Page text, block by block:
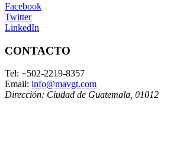
Facebook
Twitter
LinkedIn
CONTACTO
Tel: +502-2219-8357
Email: info@mavgt.com
Dirección: Ciudad de Guatemala 01012